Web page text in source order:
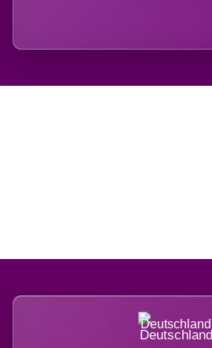
Deutschland